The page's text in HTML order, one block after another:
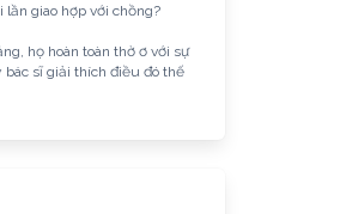
lần giao hợp với chồng?
họ hoàn toàn thờ ơ với sự
bác sĩ giải thích điều đó thế